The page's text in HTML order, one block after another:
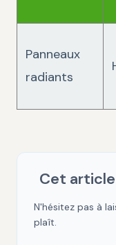
Panneaux
radiants
Cet
N'hésitez pas à
plaît.